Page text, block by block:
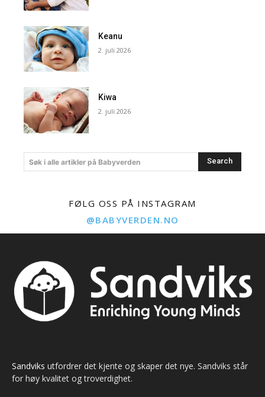
Keanu
2. juli 2026
Kiwa
2. juli 2026
Søk i alle artikler på Babyverden Search
FØLG OSS PÅ INSTAGRAM
@BABYVERDEN.NO
Sandviks utfordrer det kjente og skaper det nye. Sandviks står
for høy kvalitet og troverdighet.